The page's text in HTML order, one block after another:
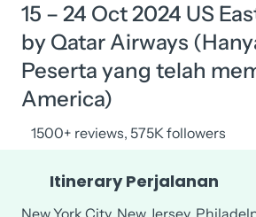
15 – 24 Oct 2024 US
by Qatar Airways
Peserta yang telah
America)
1500+ reviews, 575K followers
Itinerary Perjalanan
New York City, New Jersey,